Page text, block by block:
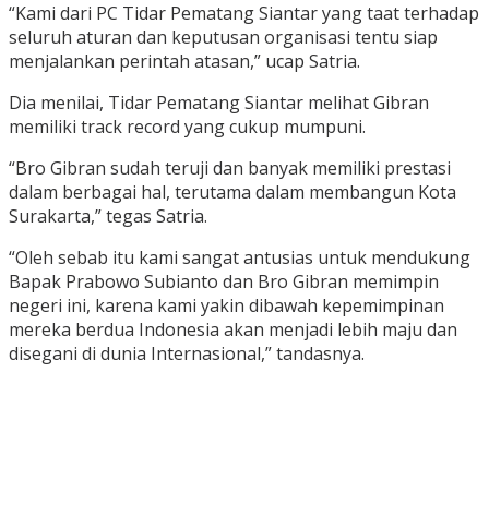
“Kami dari PC Tidar Pematang Siantar yang taat terhadap
seluruh aturan dan keputusan organisasi tentu siap
menjalankan perintah atasan,” ucap Satria.
Dia menilai, Tidar Pematang Siantar melihat Gibran
memiliki track record yang cukup mumpuni.
“Bro Gibran sudah teruji dan banyak memiliki prestasi
dalam berbagai hal, terutama dalam membangun Kota
Surakarta,” tegas Satria.
“Oleh sebab itu kami sangat antusias untuk mendukung
Bapak Prabowo Subianto dan Bro Gibran memimpin
negeri ini, karena kami yakin dibawah kepemimpinan
mereka berdua Indonesia akan menjadi lebih maju dan
disegani di dunia Internasional,” tandasnya.